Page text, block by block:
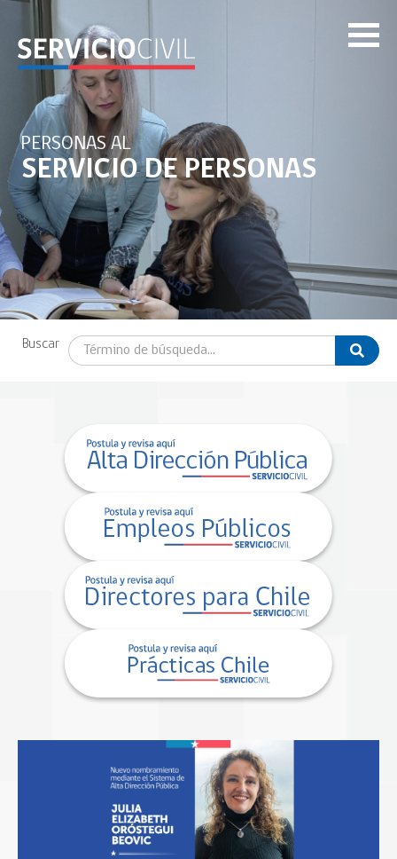
PERSONAS AL
SERVICIO DE PERSONAS
Buscar